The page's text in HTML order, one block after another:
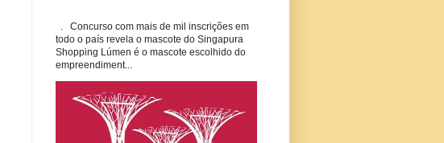
. Concurso com mais de mil inscrições em
todo o país revela o mascote do Singapura
Shopping Lúmen é o mascote escolhido do
empreendiment...